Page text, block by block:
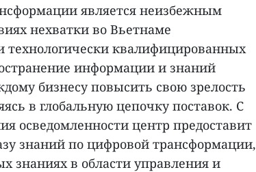
является неизбежным
нехватки во Вьетнаме
технологически квалифицированных
информации и знаний
бизнесу повысить свою зрелость
в глобальную цепочку поставок. С
осведомленности центр предоставит
знаний по цифровой трансформации,
знаниях в области управления и